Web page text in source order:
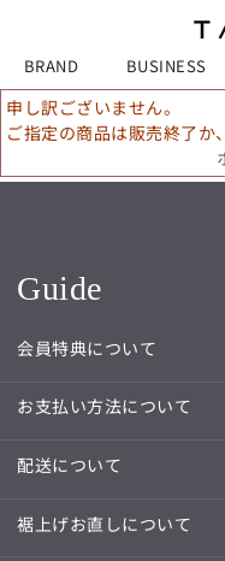
BRAND BUSINESS
申し訳ございません。
ご指定の商品は販売終了か
Guide
会員特典について
お支払い方法について
配送について
裾上げお直しについて